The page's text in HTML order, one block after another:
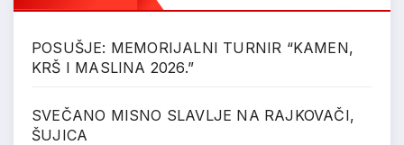
POSUŠJE: MEMORIJALNI TURNIR “KAMEN,
KRŠ I MASLINA 2026.”
SVEČANO MISNO SLAVLJE NA RAJKOVAČI,
ŠUJICA